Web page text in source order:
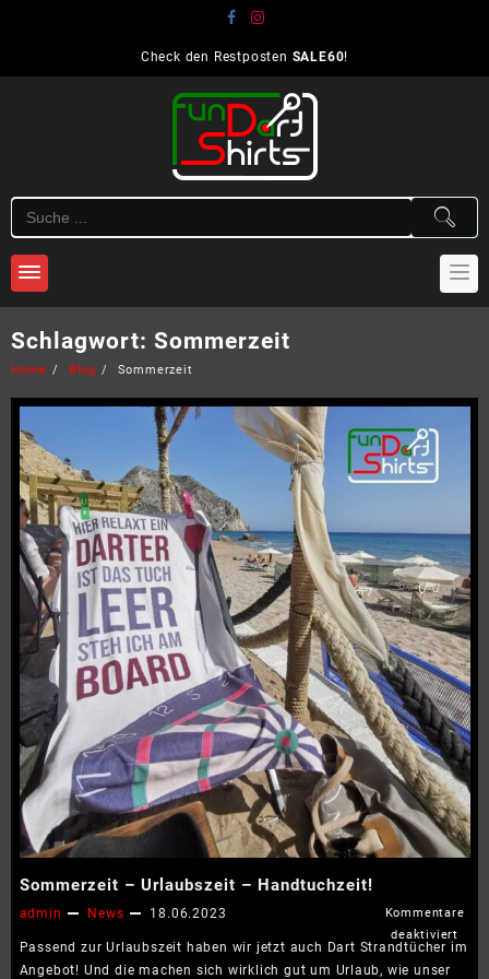
Check den Restposten SALE60!
Schlagwort: Sommerzeit
Home Blog Sommerzeit
Sommerzeit – Urlaubszeit – Handtuchzeit!
admin News 18.06.2023
Kommentare
deaktiviert
Passend zur Urlaubszeit haben wir jetzt auch Dart Strandtücher im
Angebot! Und die machen sich wirklich gut um Urlaub, wie unser